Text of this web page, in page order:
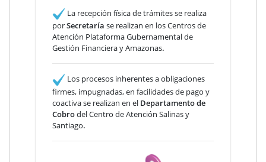
La recepción física de trámites se realiza
porSecretaría se realizan en los Centros de
Atención Plataforma Gubernamental de
Gestión Financiera y Amazonas.
Los procesos inherentes a obligaciones
firmes, impugnadas, en facilidades de pago y
coactiva se realizan en el Departamento de
Cobrodel Centro de Atención Salinas y
Santiago.